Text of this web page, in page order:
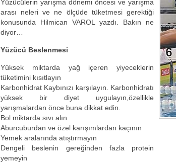
Yüzücülerin yarışma dönemi öncesi ve yarışma
arası neleri ve ne ölçüde tüketmesi gerektiği
konusunda Hilmican VAROL yazdı. Bakın ne
diyor…
Yüzücü Beslenmesi
Yüksek miktarda yağ içeren yiyeceklerin
tüketimini kısıtlayın
Karbonhidrat Kaybınızı karşılayın. Karbonhidratı
yüksek bir diyet uygulayın,özellikle
yarışmalardan önce buna dikkat edin.
Bol miktarda sıvı alın
Aburcuburdan ve özel karışımlardan kaçının
Yemek aralarında atıştırmayın
Dengeli beslenin gereğinden fazla protein
yemeyin